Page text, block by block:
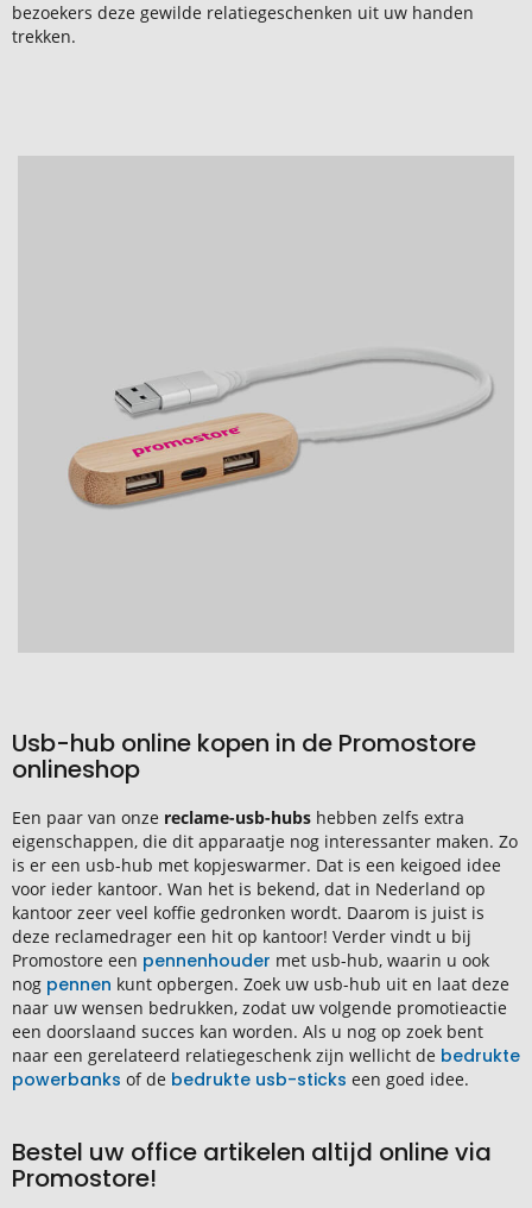
bezoekers deze gewilde relatiegeschenken uit uw handen
trekken.
Usb-hub online kopen in de Promostore
onlineshop
Een paar van onze reclame-usb-hubs hebben zelfs extra
eigenschappen, die dit apparaatje nog interessanter maken. Zo
is er een usb-hub met kopjeswarmer. Dat is een keigoed idee
voor ieder kantoor. Wan het is bekend, dat in Nederland op
kantoor zeer veel koffie gedronken wordt. Daarom is juist is
deze reclamedrager een hit op kantoor! Verder vindt u bij
Promostore een pennenhouder met usb-hub, waarin u ook
nog pennen kunt opbergen. Zoek uw usb-hub uit en laat deze
naar uw wensen bedrukken, zodat uw volgende promotieactie
een doorslaand succes kan worden. Als u nog op zoek bent
naar een gerelateerd relatiegeschenk zijn wellicht de bedrukte
powerbanks of de bedrukte usb-sticks een goed idee.
Bestel uw office artikelen altijd online via
Promostore!